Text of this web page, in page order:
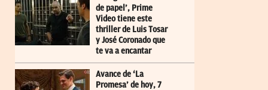
de papel’, Prime
Video tiene este
thriller de Luis Tosar
y José Coronado que
te va a encantar
Avance de ‘La
Promesa’ de hoy, 7